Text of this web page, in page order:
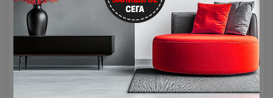
нежеланите частици и алергени във въздуха.
Функции за поддръжка и предпазване–
самопочистване, самодиагностика,
микрокомпютърно обезскрежаване, опцията
за заключване на дистанционното
Други функции– Back-up switch,
автоматичен рестарт след
възстановяване на захранването,